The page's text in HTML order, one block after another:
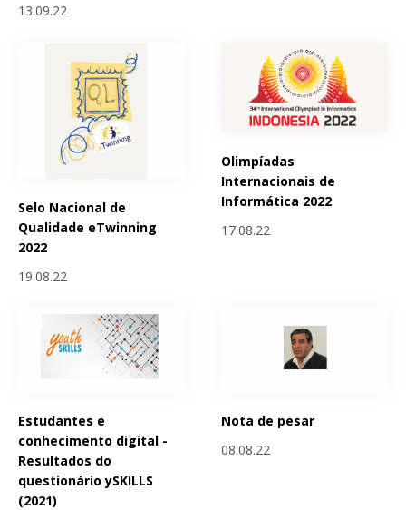
13.09.22
Selo Nacional de
Qualidade eTwinning
2022
19.08.22
Olimpíadas
Internacionais de
Informática 2022
17.08.22
Estudantes e
conhecimento digital -
Resultados do
questionário ySKILLS
(2021)
Nota de pesar
08.08.22